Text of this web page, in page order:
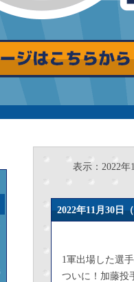
表示：2022年11
2022年11月30
1軍出場した選
ついに！加藤投